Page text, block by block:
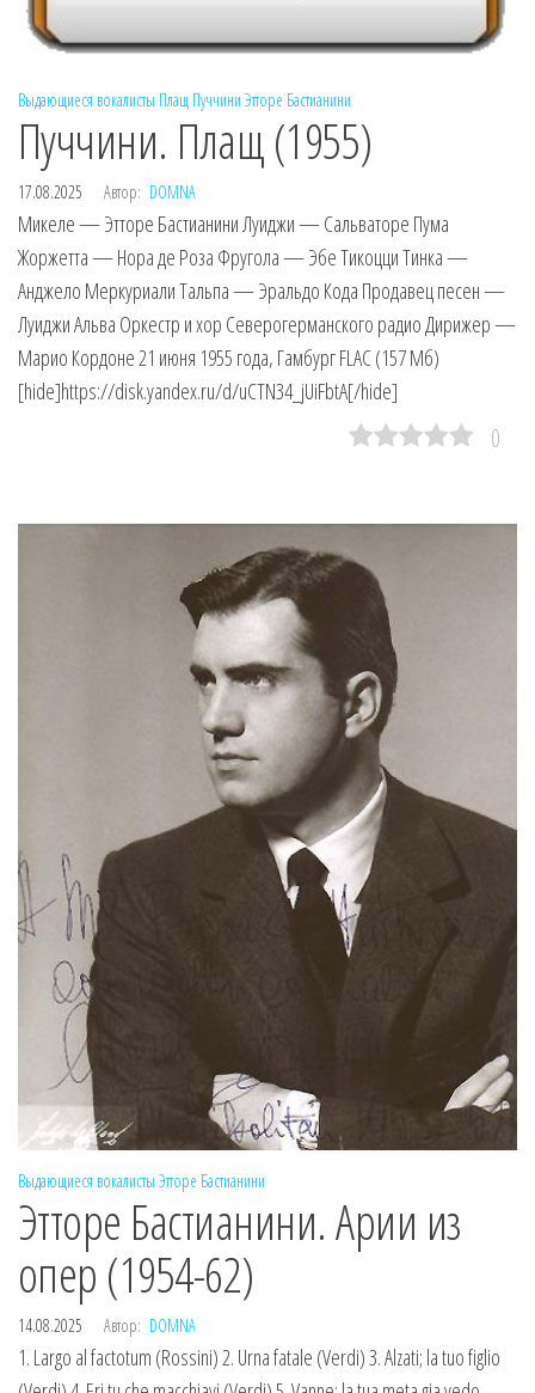
Выдающиеся вокалисты Плащ Пуччини Этторе Бастианини
Пуччини. Плащ (1955)
17.08.2025 Автор: DOMNA
Микеле — Этторе Бастианини Луиджи — Сальваторе Пума
Жоржетта — Нора де Роза Фругола — Эбе Тикоцци Тинка —
Анджело Меркуриали Тальпа — Эральдо Кода Продавец песен —
Луиджи Альва Оркестр и хор Северогерманского радио Дирижер —
Марио Кордоне 21 июня 1955 года, Гамбург FLAC (157 Мб)
[hide]https://disk.yandex.ru/d/uCTN34_jUiFbtA[/hide]
0
Выдающиеся вокалисты Этторе Бастианини
Этторе Бастианини. Арии из
опер (1954-62)
14.08.2025 Автор: DOMNA
1. Largo al factotum (Rossini) 2. Urna fatale (Verdi) 3. Alzati; lа tuo figlio